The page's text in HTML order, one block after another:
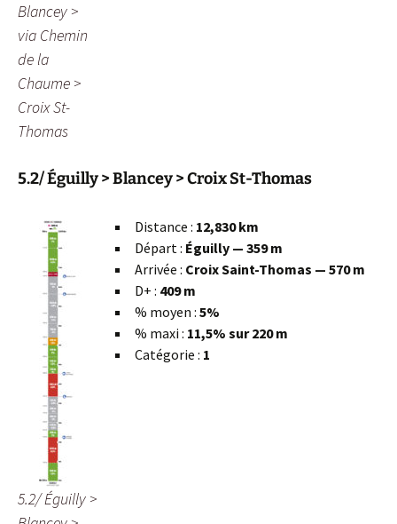
Blancey >
via Chemin
de la
Chaume >
Croix St-
Thomas
5.2/ Éguilly > Blancey > Croix St-Thomas
5.2/ Éguilly >
Distance : 12,830 km
Départ : Éguilly — 359 m
Arrivée : Croix Saint-Thomas — 570 m
D+ : 409 m
% moyen : 5%
% maxi : 11,5% sur 220 m
Catégorie : 1